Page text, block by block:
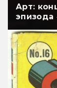
Арт:
эпизода